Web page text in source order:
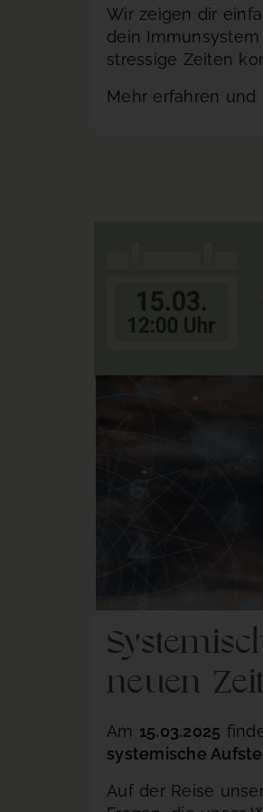
Wir zeigen dir
dein
stressige Zeiten
Mehr erfahren und
neuen Zeit
Am 15.03.2025
systemische
Auf der Reise